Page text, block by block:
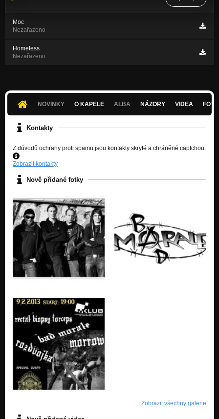
Moc
Nezařazeno
Homeless
Nezařazeno
NOVINKY O KAPELE ALBA NÁZORY VIDEA
Kontakty
Z důvodů ochrany proti spamu jsou kontakty skryté a chráněné captchou.
Zobrazit kontakty
Nově přidané fotky
Zobrazit všechny galerie